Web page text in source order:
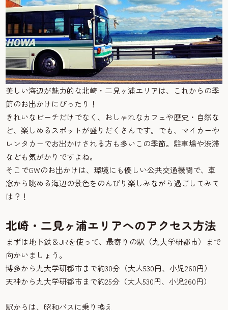
美しい海辺が魅力的な北崎・二見ヶ浦エリアは、これからの季
節のお出かけにぴったり！
きれいなビーチだけでなく、おしゃれなカフェや歴史・自然な
ど、楽しめるスポットが盛りだくさんです。でも、マイカーや
レンタカーでお出かけされる方も多いこの季節。駐車場や渋滞
なども気がかりですよね。
そこでGWのお出かけは、環境にも優しい公共交通機関で、車
窓から眺める海辺の景色をのんびり楽しみながら過ごしてみて
は？！
北崎・二見ヶ浦エリアへのアクセス方法
まずは地下鉄＆JRを使って、最寄りの駅（九大学研都市）まで
向かいましょう。
博多から九大学研都市まで約30分（大人530円、小児260円）
天神から九大学研都市まで約25分（大人530円、小児260円）
駅からは、昭和バスに乗り換え